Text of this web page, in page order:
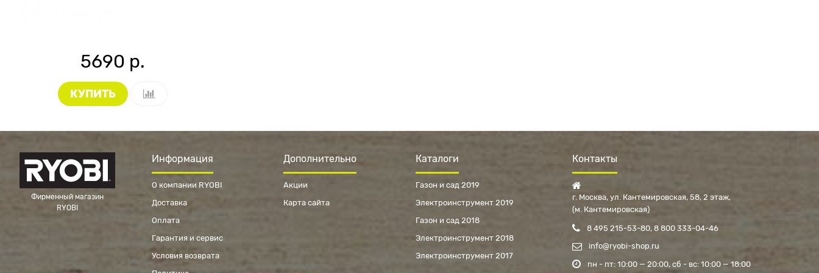
5690 р.
КУПИТЬ
Фирменный магазин
RYOBI
Контакты
г. Москва, ул. Кантемировская, 58, 2 этаж
(м. Кантемировская)
8 495 215-53-80 8 800 333-04-46
info@ryobi-shop.ru
пн - пт: 10:00 — 20:00 сб - вс: 10:00 — 18:00
Информация
О компании RYOBI
Доставка
Оплата
Гарантия и сервис
Условия возврата
Дополнительно
Акции
Карта сайта
Каталоги
Газон и сад 2019
Электроинструмент 2019
Газон и сад 2018
Электроинструмент 2018
Электроинструмент 2017